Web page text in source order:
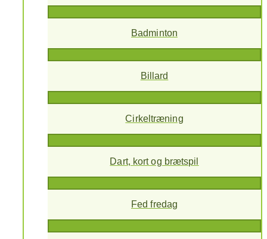
Badminton
Billard
Cirkeltræning
Dart, kort og brætspil
Fed fredag